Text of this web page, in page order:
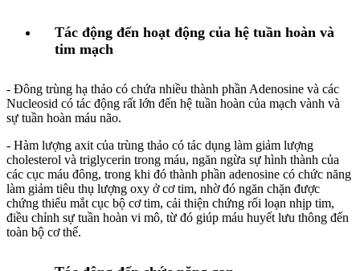
Tác động đến hoạt động của hệ tuần hoàn và
tim mạch
- Đông trùng hạ thảo có chứa nhiều thành phần Adenosine và các
Nucleosid có tác động rất lớn đến hệ tuần hoàn của mạch vành và
sự tuần hoàn máu não.
- Hàm lượng axit của trùng thảo có tác dụng làm giảm lượng
cholesterol và triglycerin trong máu, ngăn ngừa sự hình thành của
các cục máu đông, trong khi đó thành phần adenosine có chức năng
làm giảm tiêu thụ lượng oxy ở cơ tim, nhờ đó ngăn chặn được
chứng thiếu mắt cục bộ cơ tim, cải thiện chứng rối loạn nhịp tim,
điều chỉnh sự tuần hoàn vi mô, từ đó giúp máu huyết lưu thông đến
toàn bộ cơ thể.